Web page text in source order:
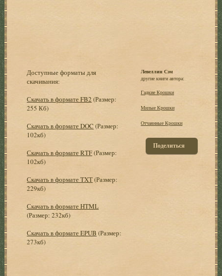
Доступные форматы для
скачивания:
Скачать в формате FB2 (Размер:
255 Кб)
Скачать в формате DOC (Размер:
102кб)
Скачать в формате RTF(Размер:
102кб)
Скачать в формате TXT(Размер:
229кб)
Скачать в формате HTML
(Размер: 232кб)
Скачать в формате EPUB (Размер:
273кб)
Левеллин Сэм
другие книги автора:
Гадкие Крошки
Милые Крошки
Отчаянные Крошки
Поделиться